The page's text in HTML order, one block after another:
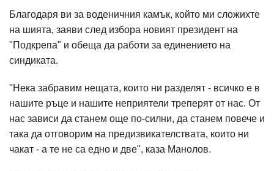
Благодаря ви за воденичния камък, който ми сложихте
на шията, заяви след избора новият президент на
"Подкрепа" и обеща да работи за единението на
синдиката.
"Нека забравим нещата, които ни разделят - всичко е в
нашите ръце и нашите неприятели треперят от нас. От
нас зависи да станем още по-силни, да станем повече и
така да отговорим на предизвикателствата, които ни
чакат - а те не са едно и две", каза Манолов.